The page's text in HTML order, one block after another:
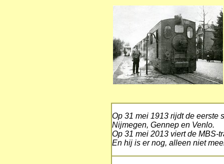
Op 31 mei 1913 rijdt de eerste
Nijmegen, Gennep en Venlo.
Op 31 mei 2013 viert de MBS-
En hij is er nog, alleen niet